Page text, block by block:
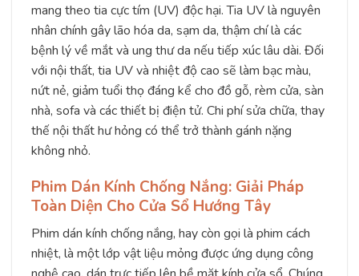
mang theo tia cực tím (UV) độc hại. Tia UV là nguyên
nhân chính gây lão hóa da, sạm da, thậm chí là các
bệnh lý về mắt và ung thư da nếu tiếp xúc lâu dài. Đối
với nội thất, tia UV và nhiệt độ cao sẽ làm bạc màu,
nứt nẻ, giảm tuổi thọ đáng kể cho đồ gỗ, rèm cửa, sàn
nhà, sofa và các thiết bị điện tử. Chi phí sửa chữa, thay
thế nội thất hư hỏng có thể trở thành gánh nặng
không nhỏ.
Phim Dán Kính Chống Nắng: Giải Pháp
Toàn Diện Cho Cửa Sổ Hướng Tây
Phim dán kính chống nắng, hay còn gọi là phim cách
nhiệt, là một lớp vật liệu mỏng được ứng dụng công